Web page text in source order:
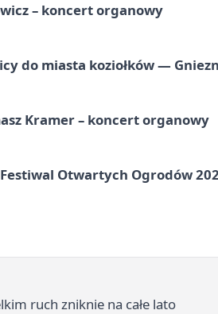
– koncert organowy
do miasta koziołków —
Kramer – koncert organowy
Otwartych Ogrodów
ruch zniknie na całe lato